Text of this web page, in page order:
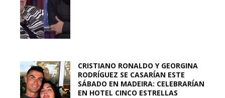
CRISTIANO RONALDO Y GEORGINA
RODRÍGUEZ SE CASARÍAN ESTE
SÁBADO EN MADEIRA: CELEBRARÍAN
EN HOTEL CINCO ESTRELLAS